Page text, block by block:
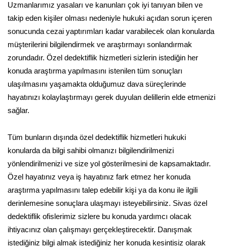
Uzmanlarımız yasaları ve kanunları çok iyi tanıyan bilen ve
takip eden kişiler olması nedeniyle hukuki açıdan sorun içeren
sonucunda cezai yaptırımları kadar varabilecek olan konularda
müşterilerini bilgilendirmek ve araştırmayı sonlandırmak
zorundadır. Özel dedektiflik hizmetleri sizlerin istediğin her
konuda araştırma yapılmasını istenilen tüm sonuçları
ulaşılmasını yaşamakta olduğumuz dava süreçlerinde
hayatınızı kolaylaştırmayı gerek duyulan delillerin elde etmenizi
sağlar.
Tüm bunların dışında özel dedektiflik hizmetleri hukuki
konularda da bilgi sahibi olmanızı bilgilendirilmenizi
yönlendirilmenizi ve size yol gösterilmesini de kapsamaktadır.
Özel hayatınız veya iş hayatınız fark etmez her konuda
araştırma yapılmasını talep edebilir kişi ya da konu ile ilgili
derinlemesine sonuçlara ulaşmayı isteyebilirsiniz. Sivas özel
dedektiflik ofislerimiz sizlere bu konuda yardımcı olacak
ihtiyacınız olan çalışmayı gerçekleştirecektir. Danışmak
istediğiniz bilgi almak istediğiniz her konuda kesintisiz olarak